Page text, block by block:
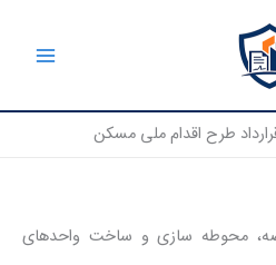
طرح اقدام ملی مسکن
محوطه سازی و ساخت واحدهای